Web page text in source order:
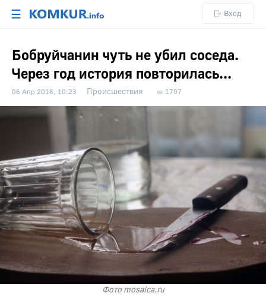
☰ Вход
Бобруйчанин чуть не убил соседа.
Через год история повторилась...
06 Апр 2018, 10:23 Происшествия 1797
Фото mosaica.ru